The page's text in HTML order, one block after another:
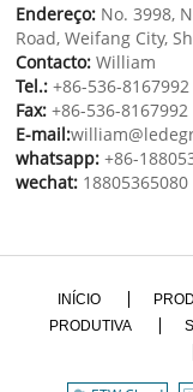
Endereço: No. 3998,
Road, Weifang City,
Contacto: William
Tel.: +86-536-8167992
Fax: +86-536-8167992
E-mail:
whatsapp: +86-
wechat: 18805365080
INÍCIO
PRODUTIVA